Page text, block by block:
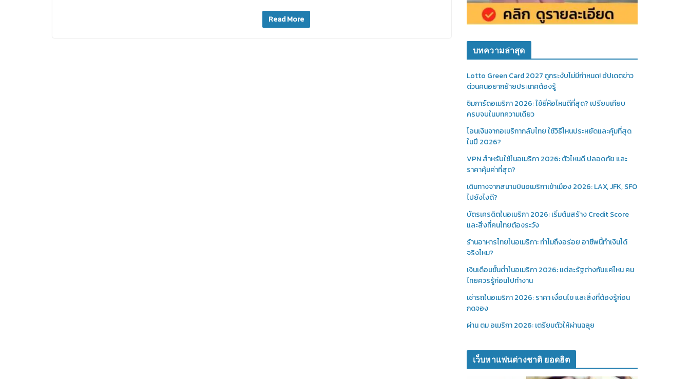
Read More
บทความล่าสุด
Lotto Green Card 2027 ถูกระงับไม่มีกำหนด! อัปเดตข่าว
ด่วนคนอยากย้ายประเทศต้องรู้
ซิมการ์ดอเมริกา 2026: ใช้ยี่ห้อไหนดีที่สุด? เปรียบเทียบ
ครบจบในบทความเดียว
โอนเงินจากอเมริกากลับไทย ใช้วิธีไหนประหยัดและคุ้มที่สุด
ในปี 2026?
VPN สำหรับใช้ในอเมริกา 2026: ตัวไหนดี ปลอดภัย และ
ราคาคุ้มค่าที่สุด?
เดินทางจากสนามบินอเมริกาเข้าเมือง 2026: LAX, JFK, SFO
ไปยังไงดี?
บัตรเครดิตในอเมริกา 2026: เริ่มต้นสร้าง Credit Score
และสิ่งที่คนไทยต้องระวัง
ร้านอาหารไทยในอเมริกา: ทำไมถึงอร่อย อาชีพนี้ทำเงินได้
จริงไหม?
เงินเดือนขั้นต่ำในอเมริกา 2026: แต่ละรัฐต่างกันแค่ไหน คน
ไทยควรรู้ก่อนไปทำงาน
เช่ารถในอเมริกา 2026: ราคา เงื่อนไข และสิ่งที่ต้องรู้ก่อน
กดจอง
ผ่าน ตม อเมริกา 2026: เตรียมตัวให้ผ่านฉลุย
เว็บหาแฟนต่างชาติ ยอดฮิต